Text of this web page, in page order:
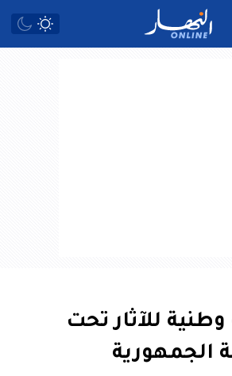
للآثار تحت
الجمهورية